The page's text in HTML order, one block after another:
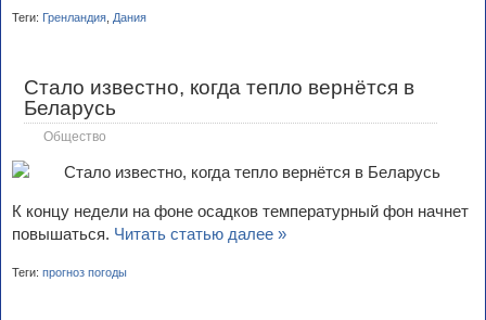
Теги: Гренландия Дания
Стало известно, когда тепло вернётся в
Беларусь
Общество
К концу недели на фоне осадков температурный фон начнет
повышаться. Читать статью далее »
Теги: прогноз погоды